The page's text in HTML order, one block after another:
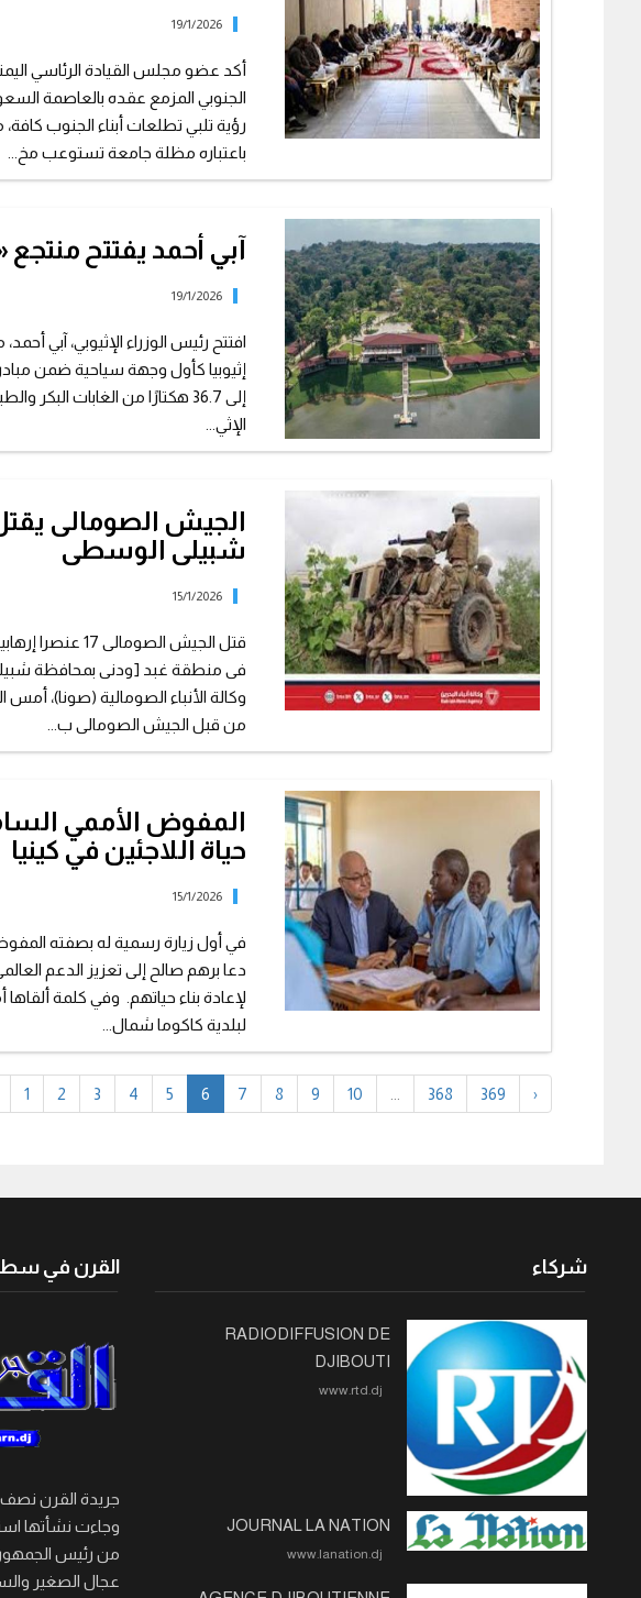
19/1/2026
أكد عضو مجلس القيادة الرئاسي
الجنوبي المزمع عقده بالعاصمة
رؤية تلبي تطلعات أبناء الجنوب
باعتباره مظلة جامعة تستوعب مخ...
آبي أحمد يفتتح منتجع
19/1/2026
افتتح رئيس الوزراء الإثيوبي، آبي
إثيوبيا كأول وجهة سياحية ضمن
إلى 36.7 هكتارًا من الغابات
الإثي...
شبيلى الوسطى
15/1/2026
قتل الجيش
فى منطقة غبد [ودنى بمحافظة
وكالة الأنباء الصومالية (صونا)، أمس
من قبل الجيش الصومالى ب...
المفوض الأممي
حياة اللاجئين في كينيا
15/1/2026
في أول زيارة رسمية له بصفته
دعا برهم صالح إلى تعزيز الدعم
لإعادة بناء حياتهم. وفي كلمة
لبلدية كاكوما شمال...
1 2 3 4 5 6 7 8 9 10 368 369 ›
القرن في
وجاءت نشأتها
من رئيس
شركاء
RADIODIFFUSION DE
DJIBOUTI
JOURNAL LA NATION